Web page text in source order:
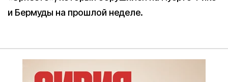
и Бермуды на прошлой неделе.